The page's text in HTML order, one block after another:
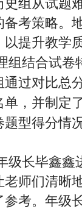
史组从试题
备考策略。
以提升教学
组结合试卷
通过对比总
单，并制定
题型得分情
级长毕鑫鑫
老师们清晰
参考。年级